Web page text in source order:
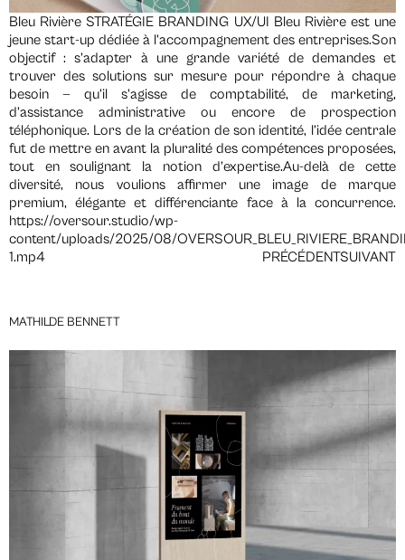
Bleu Rivière STRATÉGIE BRANDING UX/UI Bleu Rivière est une
jeune start-up dédiée à l’accompagnement des entreprises.Son
objectif : s’adapter à une grande variété de demandes et
trouver des solutions sur mesure pour répondre à chaque
besoin — qu’il s’agisse de comptabilité, de marketing,
d’assistance administrative ou encore de prospection
téléphonique. Lors de la création de son identité, l’idée centrale
fut de mettre en avant la pluralité des compétences proposées,
tout en soulignant la notion d’expertise.Au-delà de cette
diversité, nous voulions affirmer une image de marque
premium, élégante et différenciante face à la concurrence.
https://oversour.studio/wp-
content/uploads/2025/08/
1.mp4 PRÉCÉDENTSUIVANT
MATHILDE BENNETT